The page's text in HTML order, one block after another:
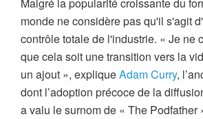
Malgré la popularité croissante du
monde ne considère pas qu'il s'agit
contrôle totale de l'industrie. « Je ne
que cela soit une transition vers la
un ajout », expliqueAdam Curry,
dont l’adoption précoce de la
a valu le surnom de « The Podfather